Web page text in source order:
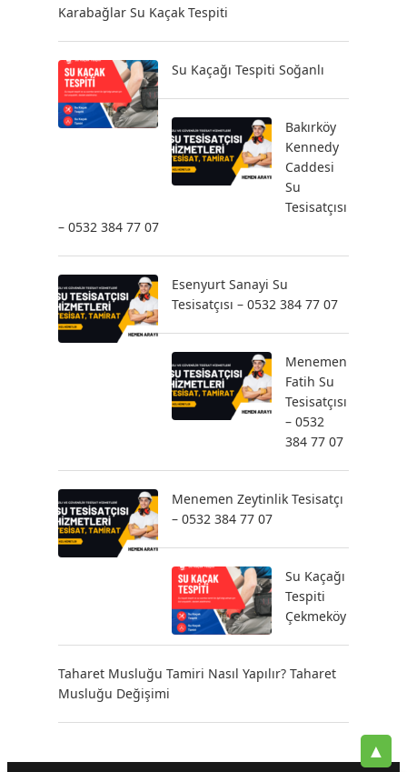
Karabağlar Su Kaçak Tespiti
Su Kaçağı Tespiti Soğanlı
Bakırköy
Kennedy
Caddesi
Su
Tesisatçısı
– 0532 384 77 07
Esenyurt Sanayi Su
Tesisatçısı – 0532 384 77 07
Menemen
Fatih Su
Tesisatçısı
– 0532
384 77 07
Menemen Zeytinlik Tesisatçı
– 0532 384 77 07
Su Kaçağı
Tespiti
Çekmeköy
Taharet Musluğu Tamiri Nasıl Yapılır? Taharet
Musluğu Değişimi
▲